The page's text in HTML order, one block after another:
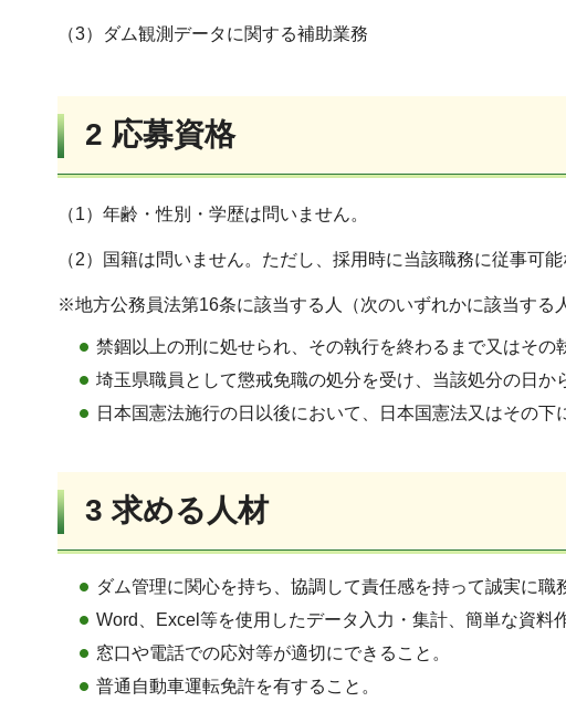
（3）ダム観測データに関する補助業務
2 応募資格
（1）年齢・性別・学歴は問いません。
（2）国籍は問いません。ただし、採用時に当該職務に従事可
※地方公務員法第16条に該当する人（次のいずれかに該当する
禁錮以上の刑に処せられ、その執行を終わるまで又はその
埼玉県職員として懲戒免職の処分を受け、当該処分の日か
日本国憲法施行の日以後において、日本国憲法又はその
3 求める人材
ダム管理に関心を持ち、協調して責任感を持って誠実に職
Word、Excel等を使用したデータ入力・集計、簡単な資料
窓口や電話での応対等が適切にできること。
普通自動車運転免許を有すること。